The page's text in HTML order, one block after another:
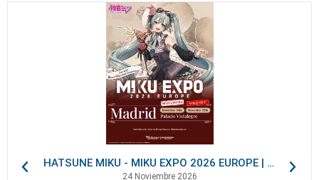
HATSUNE MIKU - MIKU EXPO 2026 EUROPE | VIP Packages
24 Noviembre 2026